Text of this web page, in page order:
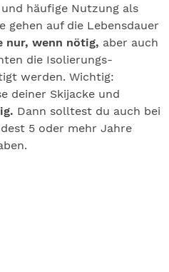
häufige Nutzung als
gehen auf die Lebensdauer
nur, wenn nötig, aber auch
die Isolierungs-
werden. Wichtig:
deiner Skijacke und
Dann solltest du auch bei
5 oder mehr Jahre